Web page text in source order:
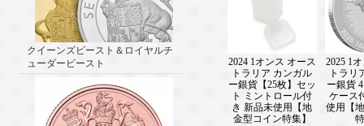
クイーンズビースト＆ロイヤルチ
ューダービースト
2024 1オンス オース
トラリア カンガル
ー銀貨【25枚】セッ
ト ミントロール付
き 新品未使用【地
金型コイン特集】
2025 1
トラリ
ー銀貨
ケース
使用【